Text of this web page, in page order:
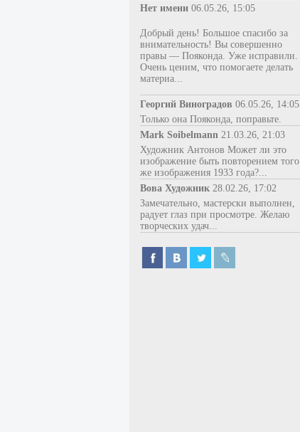
Нет имени 06.05.26, 15:05
Добрый день! Большое спасибо за
внимательность! Вы совершенно
правы — Пояконда. Уже исправили.
Очень ценим, что помогаете делать
материа...
Георгий Виноградов 06.05.26, 14:05
Только она Пояконда, поправьте.
Mark Soibelmann 21.03.26, 21:03
Художник Антонов Может ли это
изображение быть повторением того
же изображения 1933 года?...
Вова Художник 28.02.26, 17:02
Замечательно, мастерски выполнен,
радует глаз при просмотре. Желаю
творческих удач...